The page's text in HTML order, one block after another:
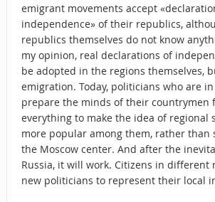
emigrant movements accept
independence» of their republics,
republics themselves do not know
my opinion, real declarations of
be adopted in the regions themselves,
emigration. Today, politicians who are
prepare the minds of their countrymen
everything to make the idea of regional
more popular among them, rather
the Moscow center. And after the
Russia, it will work. Citizens in different
new politicians to represent their local